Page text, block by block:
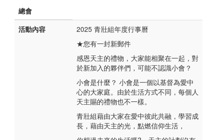
總會
活動內容
2025 青壯組年度行事曆
★您有一封新郵件
感恩天主的禮物，大家能相聚在一起，對
於新加入的夥伴們，可能不認識小會？
小會是什麼？ 小會是一個以基督為愛中
心的大家庭。由於生活方式不同，每個人
天主賜的禮物也不一樣。
青壯組藉由大家在愛中彼此共融，學習成
長，藉由天主的光，點燃信仰生活，